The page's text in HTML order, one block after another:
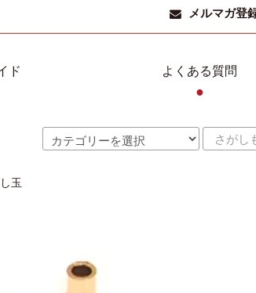
メルマガ登
ド よくある質問
●
玉